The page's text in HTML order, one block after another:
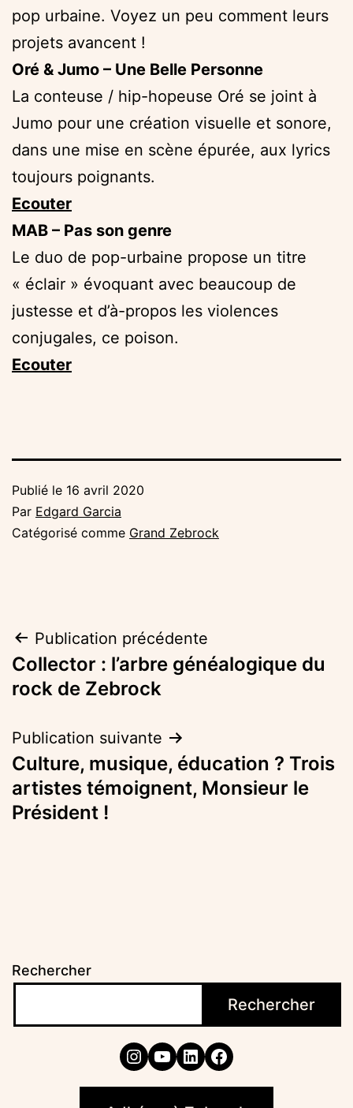
pop urbaine. Voyez un peu comment leurs
projets avancent !
Oré & Jumo – Une Belle Personne
La conteuse / hip-hopeuse Oré se joint à
Jumo pour une création visuelle et sonore,
dans une mise en scène épurée, aux lyrics
toujours poignants.
Ecouter
MAB – Pas son genre
Le duo de pop-urbaine propose un titre
« éclair » évoquant avec beaucoup de
justesse et d’à-propos les violences
conjugales, ce poison.
Ecouter
Publié le 16 avril 2020
Par Edgard Garcia
Catégorisé comme Grand Zebrock
Navigation
de
Publication précédente
Collector : l’arbre généalogique du
rock de Zebrock
Publication suivante
Culture, musique, éducation ? Trois
artistes témoignent, Monsieur le
Président !
Rechercher
Rechercher
Instagram
YouTube
LinkedIn
Facebook